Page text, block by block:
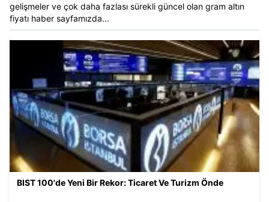
gelişmeler ve çok daha fazlası sürekli güncel olan gram altın
fiyatı haber sayfamızda...
BIST 100'de Yeni Bir Rekor: Ticaret Ve Turizm Önde